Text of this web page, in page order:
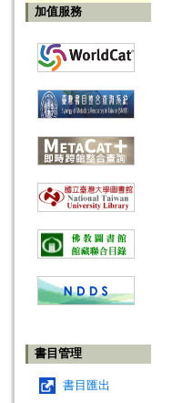
加值服務
書目管理
書目匯出